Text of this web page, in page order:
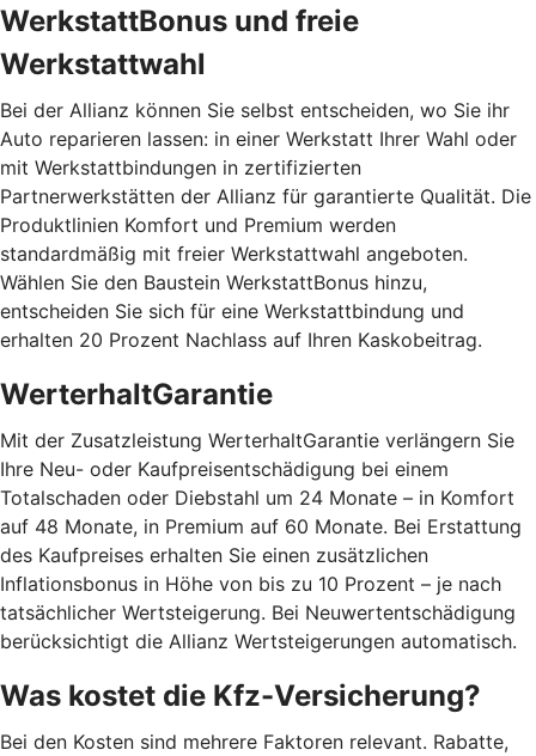
WerkstattBonus und freie
Werkstattwahl
Bei der Allianz können Sie selbst entscheiden, wo Sie ihr
Auto reparieren lassen: in einer Werkstatt Ihrer Wahl oder
mit Werkstattbindungen in zertifizierten
Partnerwerkstätten der Allianz für garantierte Qualität. Die
Produktlinien Komfort und Premium werden
standardmäßig mit freier Werkstattwahl angeboten.
Wählen Sie den Baustein WerkstattBonus hinzu,
entscheiden Sie sich für eine Werkstattbindung und
erhalten 20 Prozent Nachlass auf Ihren Kaskobeitrag.
WerterhaltGarantie
Mit der Zusatzleistung WerterhaltGarantie verlängern Sie
Ihre Neu- oder Kaufpreisentschädigung bei einem
Totalschaden oder Diebstahl um 24 Monate – in Komfort
auf 48 Monate, in Premium auf 60 Monate. Bei Erstattung
des Kaufpreises erhalten Sie einen zusätzlichen
Inflationsbonus in Höhe von bis zu 10 Prozent – je nach
tatsächlicher Wertsteigerung. Bei Neuwertentschädigung
berücksichtigt die Allianz Wertsteigerungen automatisch.
Was kostet die Kfz-Versicherung?
Bei den Kosten sind mehrere Faktoren relevant. Rabatte,